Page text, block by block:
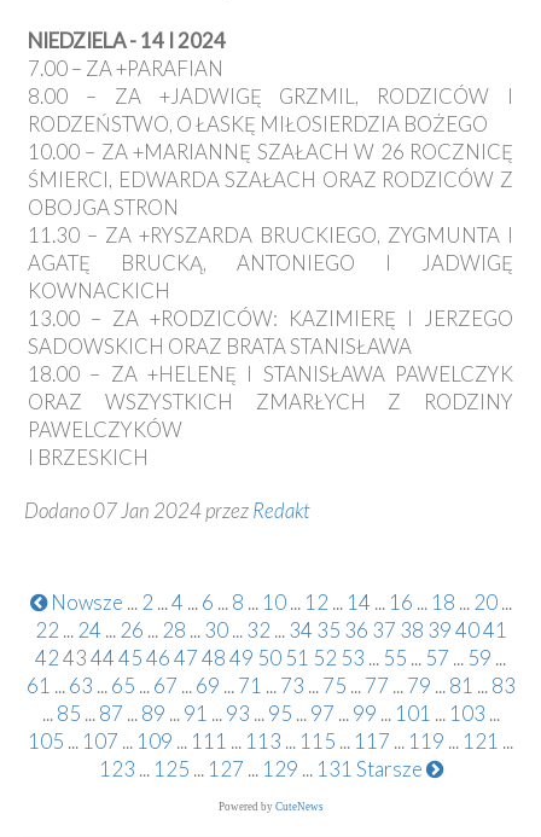
NIEDZIELA - 14 I 2024
7.00 – ZA +PARAFIAN
8.00 – ZA +JADWIGĘ GRZMIL, RODZICÓW I
RODZEŃSTWO, O ŁASKĘ MIŁOSIERDZIA BOŻEGO
10.00 – ZA +MARIANNĘ SZAŁACH W 26 ROCZNICĘ
ŚMIERCI, EDWARDA SZAŁACH ORAZ RODZICÓW Z
OBOJGA STRON
11.30 – ZA +RYSZARDA BRUCKIEGO, ZYGMUNTA I
AGATĘ BRUCKĄ, ANTONIEGO I JADWIGĘ
KOWNACKICH
13.00 – ZA +RODZICÓW: KAZIMIERĘ I JERZEGO
SADOWSKICH ORAZ BRATA STANISŁAWA
18.00 – ZA +HELENĘ I STANISŁAWA PAWELCZYK
ORAZ WSZYSTKICH ZMARŁYCH Z RODZINY
PAWELCZYKÓW
I BRZESKICH
Dodano 07 Jan 2024 przezRedakt
Nowsze ... 2 ...4 ... 6 ... 8 ... 10 ... 12 ... 14 ... 16 ... 18 ... 20 ...
22 ... 24 ... 26 ... 28 ... 30 ... 32 ... 34 35 36 37 38 394041
4243444546474849 50 51 52 53 ... 55 ... 57 ... 59 ...
61 ... 63 ... 65 ... 67 ... 69 ... 71 ... 73 ... 75 ... 77 ... 79 ... 81 ... 83
... 85 ... 87 ... 89 ... 91 ... 93 ... 95 ... 97 ... 99 ... 101 ... 103 ...
105 ... 107 ... 109 ... 111 ... 113 ... 115 ... 117 ... 119 ... 121 ...
123 ... 125 ... 127 ... 129 ... 131 Starsze
Powered by CuteNews